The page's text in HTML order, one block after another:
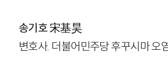
송기호宋基昊
변호사. 더불어민주당 후꾸시마 오